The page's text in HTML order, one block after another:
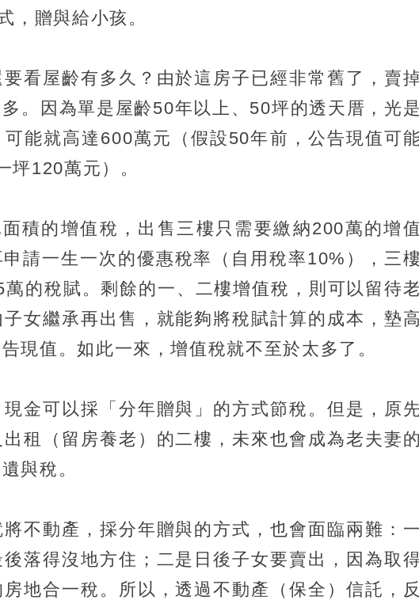
，贈與給小孩。
看屋齡有多久？由於這房子已經非常舊了，賣
。因為單是屋齡50年以上、50坪的透天厝，光是
能就高達600萬元（假設50年前，公告現值可
坪120萬元）。
積的增值稅，出售三樓只需要繳納200萬的增值
請一生一次的優惠稅率（自用稅率10%），三
的稅賦。剩餘的一、二樓增值稅，則可以留待老
女繼承再出售，就能夠將稅賦計算的成本，墊高
現值。如此一來，增值稅就不至於太多了。
金可以採「分年贈與」的方式節稅。但是，原
租（留房養老）的二樓，未來也會成為老夫妻的
與稅。
不動產，採分年贈與的方式，也會面臨兩難：一
落得沒地方住；二是日後子女要賣出，因為取
地合一稅。所以，透過不動產（保全）信託，反